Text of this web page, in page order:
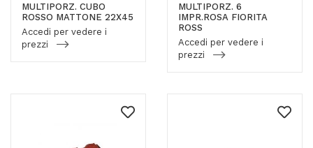
MULTIPORZ. CUBO
ROSSO MATTONE 22X45
Accedi per vedere i
prezzi
MULTIPORZ. 6
IMPR.ROSA FIORITA
ROSS
Accedi per vedere i
prezzi